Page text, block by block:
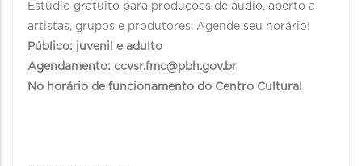
Estúdio gratuito para produções de áudio, aberto a
artistas, grupos e produtores. Agende seu horário!
Público: juvenil e adulto
Agendamento: ccvsr.fmc@pbh.gov.br
No horário de funcionamento do Centro Cultural